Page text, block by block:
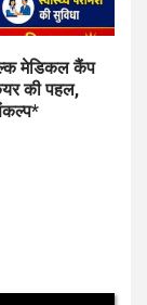
मेडिकल कैंप
की पहल,